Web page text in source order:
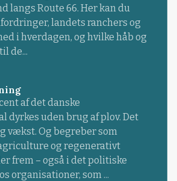
langs Route 66. Her kan du
landets ranchers og
i hverdagen, og hvilke håb og
de...
af det danske
dyrkes uden brug af plov. Det
vækst. Og begreber som
og regenerativt
frem – også i det politiske
organisationer, som ...